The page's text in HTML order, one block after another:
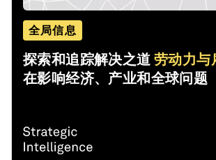
全局信息
探索和追踪解决之道劳动力与
在影响经济、产业和全球问题